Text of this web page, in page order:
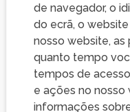
de navegador, o
do ecrã, o
nosso website, as
quanto tempo
tempos de
e ações no nosso
informações